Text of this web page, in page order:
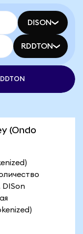
DISON
RDDTON
(Ondo
DISon